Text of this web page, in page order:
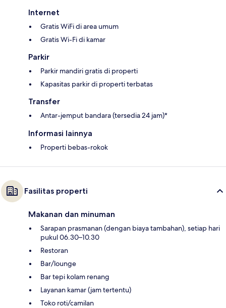
Internet
Gratis WiFi di area umum
Gratis Wi-Fi di kamar
Parkir
Parkir mandiri gratis di properti
Kapasitas parkir di properti terbatas
Transfer
Antar-jemput bandara (tersedia 24 jam)*
Informasi lainnya
Properti bebas-rokok
Fasilitas properti
Makanan dan minuman
Sarapan prasmanan (dengan biaya tambahan), setiap hari
pukul 06.30–10.30
Restoran
Bar/lounge
Bar tepi kolam renang
Layanan kamar (jam tertentu)
Toko roti/camilan